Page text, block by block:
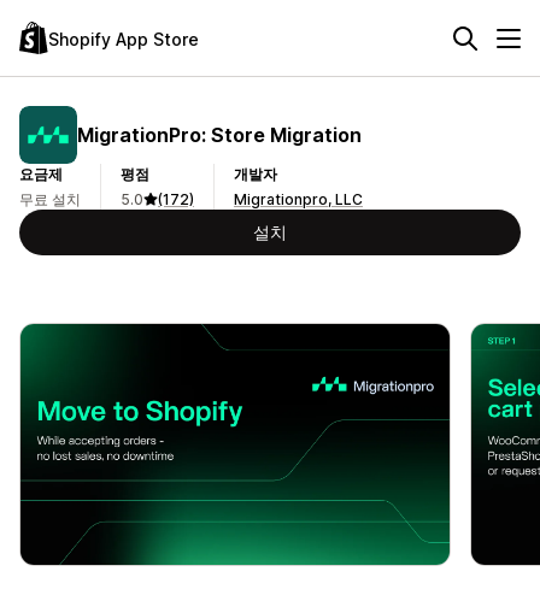
Shopify App Store
MigrationPro: Store Migration
요금제
무료 설치
평점
5.0
(172)
개발자
Migrationpro, LLC
설치